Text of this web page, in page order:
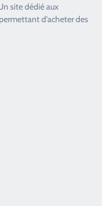
site dédié aux
d’acheter des